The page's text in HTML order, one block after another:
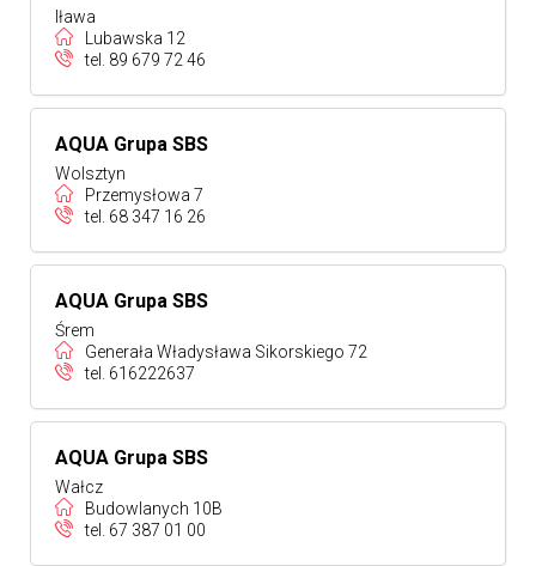
Iława
Lubawska 12
tel. 89 679 72 46
AQUA Grupa SBS
Wolsztyn
Przemysłowa 7
tel. 68 347 16 26
AQUA Grupa SBS
Śrem
Generała Władysława Sikorskiego 72
tel. 616222637
AQUA Grupa SBS
Wałcz
Budowlanych 10B
tel. 67 387 01 00